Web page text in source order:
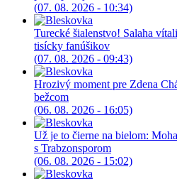
(07. 08. 2026 - 10:34)
Turecké šialenstvo! Salaha
tisícky fanúšikov
(07. 08. 2026 - 09:43)
Hrozivý moment pre Zdena
bežcom
(06. 08. 2026 - 16:05)
Už je to čierne na bielom:
s Trabzonsporom
(06. 08. 2026 - 15:02)